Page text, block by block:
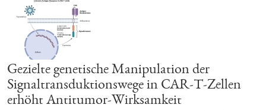
Gezielte genetische Manipulation der
Signaltransduktionswege in CAR-T-Zellen
erhöht Antitumor-Wirksamkeit